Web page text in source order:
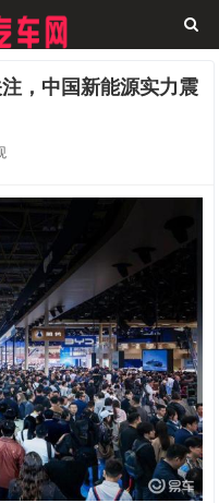
，中国新能源实力震